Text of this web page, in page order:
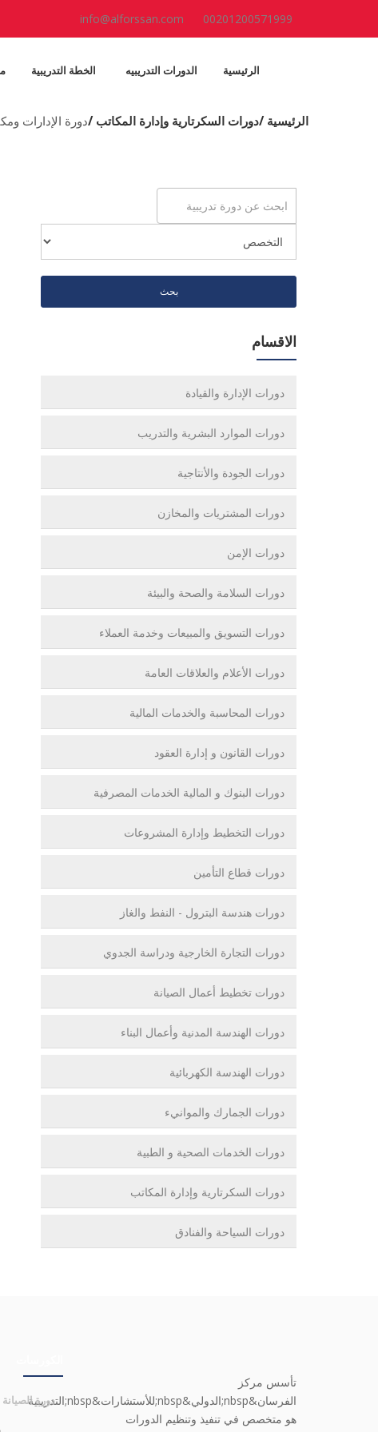
00201200571999
info@alforssan.com
الرئيسية الدورات التدريبيه الخطة التدريبية
الرئيسية /دورات السكرتارية وإدارة المكاتب /دورة الإدارات
بحث
الاقسام
دورات الإدارة والقيادة
دورات الموارد البشرية والتدريب
دورات الجودة والأنتاجية
دورات المشتريات والمخازن
دورات الإمن
دورات السلامة والصحة والبيئة
دورات التسويق والمبيعات وخدمة العملاء
دورات الأعلام والعلاقات العامة
دورات المحاسبة والخدمات المالية
دورات القانون و إدارة العقود
دورات البنوك و المالية الخدمات المصرفية
دورات التخطيط وإدارة المشروعات
دورات قطاع التأمين
دورات هندسة البترول - النفط والغاز
دورات التجارة الخارجية ودراسة الجدوي
دورات تخطيط أعمال الصيانة
دورات الهندسة المدنية وأعمال البناء
دورات الهندسة الكهربائية
دورات الجمارك والموانيء
دورات الخدمات الصحية و الطبية
دورات السكرتارية وإدارة المكاتب
دورات السياحة والفنادق
تأسس مركز
الفرسان&nbsp;الدولي&nbsp;للأستشارات&nbsp;التدريبية
هو متخصص في تنفيذ وتنظيم الدورات
دورة